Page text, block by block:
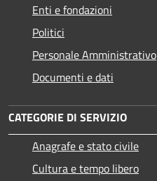
Enti e fondazioni
Politici
Personale Amministrativo
Documenti e dati
CATEGORIE DI SERVIZIO
Anagrafe e stato civile
Cultura e tempo libero